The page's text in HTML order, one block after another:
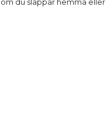
du slappar hemma